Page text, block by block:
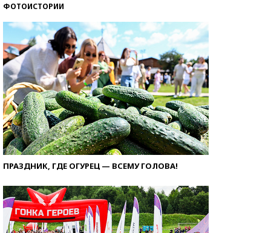
ФОТОИСТОРИИ
ПРАЗДНИК, ГДЕ ОГУРЕЦ — ВСЕМУ ГОЛОВА!